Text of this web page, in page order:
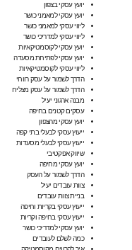
יועץ עסקי בצפון
יועץ עסקי למאמני כושר
ליווי עסקי למאמני כושר
ליווי עסקי למדריכי כושר
יועץ עסקי לקוסמטיקאיות
יועץ עסקי לפתיחת מסעדה
ליווי עסקי לקוסמטיקאיות
הדרך לשמור על עסק רווחי
הדרך לשמור על עסק מצליח
מבנה ארגוני יעיל
עסקים קטנים בחיפה
יועץ עסקי מהצפון
ייעוץ עסקי לבעלי בתי קפה
ייעוץ עסקי לבעלי מסעדות
שיווק אפקטיבי
יועץ עסקי מחיפה
הדרך לשמור על העסק
צוות עובדים יעיל
בניית צוות עובדים
ייעוץ עסקי בקריות וחיפה
ייעוץ עסקי בחיפה וקריות
יועץ עסקי למדריכי כושר
כמה לשלם לעובדים